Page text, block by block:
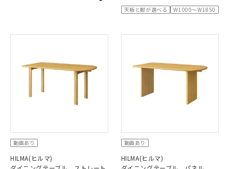
天板と脚が選べる W1000～W1850
動画あり
HILMA(ヒルマ)
動画あり
HILMA(ヒルマ)